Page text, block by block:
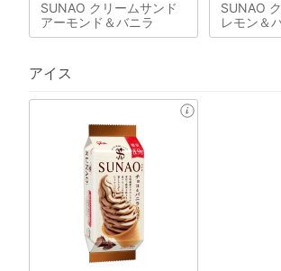
SUNAO クリームサンド
アーモンド＆バニラ
SUNAO
レモン＆
アイス